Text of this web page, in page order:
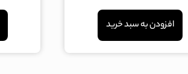
افزودن به سبد خرید